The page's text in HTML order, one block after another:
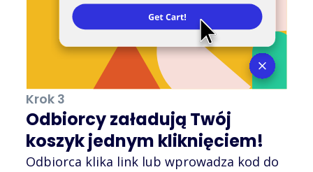
Krok 3
Odbiorcy załadują Twój
koszyk jednym kliknięciem!
Odbiorca klika link lub wprowadza kod do